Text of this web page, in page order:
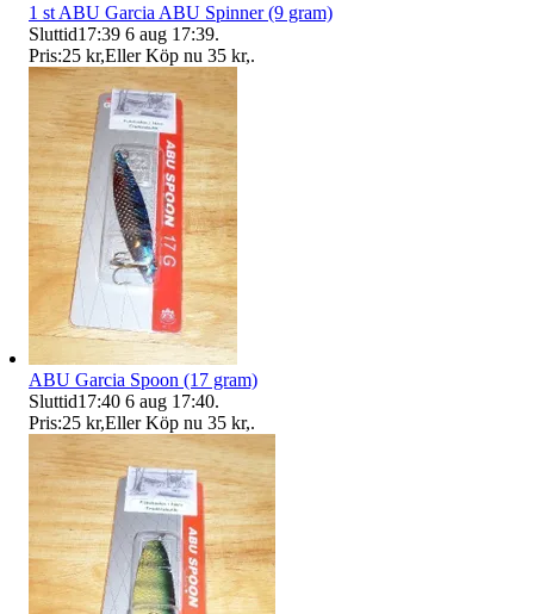
1 st ABU Garcia ABU Spinner (9 gram)
Sluttid17:39 6 aug 17:39.
Pris:25 kr,Eller Köp nu 35 kr,.
ABU Garcia Spoon (17 gram)
Sluttid17:40 6 aug 17:40.
Pris:25 kr,Eller Köp nu 35 kr,.